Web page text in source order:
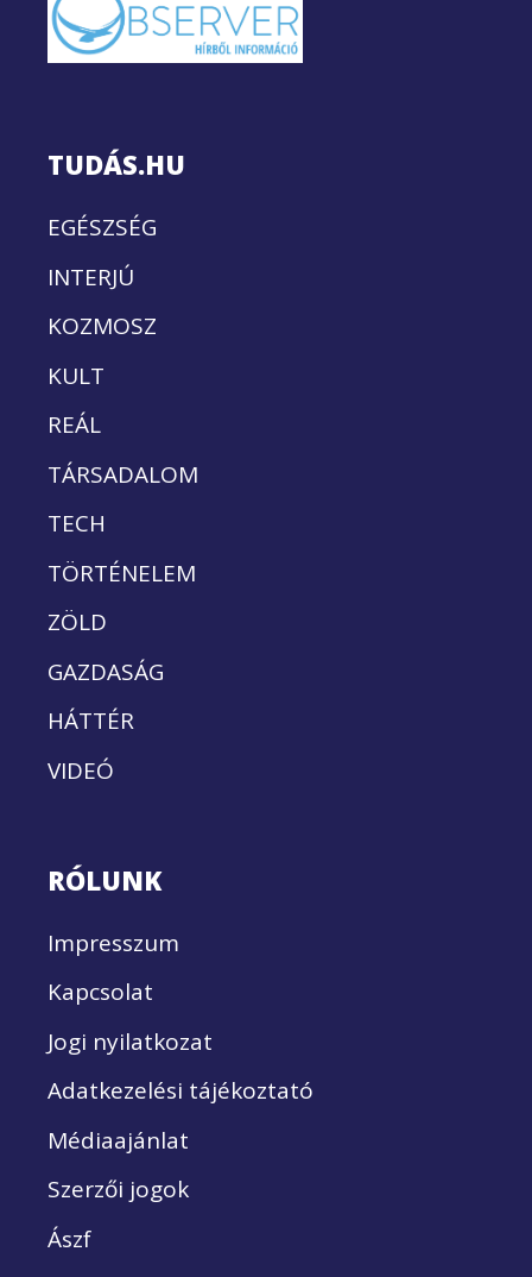
TUDÁS.HU
EGÉSZSÉG
INTERJÚ
KOZMOSZ
KULT
REÁL
TÁRSADALOM
TECH
TÖRTÉNELEM
ZÖLD
GAZDASÁG
HÁTTÉR
VIDEÓ
RÓLUNK
Impresszum
Kapcsolat
Jogi nyilatkozat
Adatkezelési tájékoztató
Médiaajánlat
Szerzői jogok
Ászf